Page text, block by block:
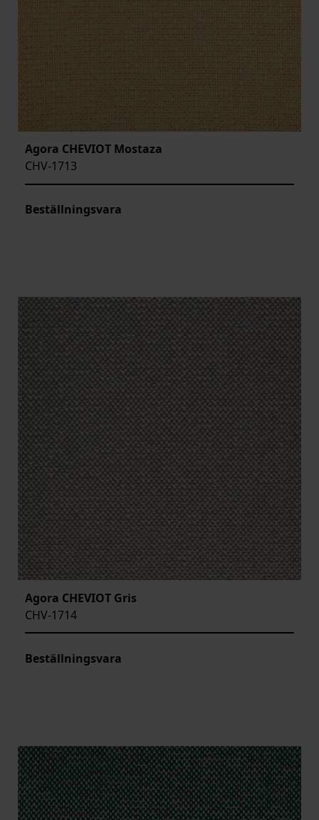
Agora CHEVIOT Mostaza
CHV-1713
Beställningsvara
Agora CHEVIOT Gris
CHV-1714
Beställningsvara